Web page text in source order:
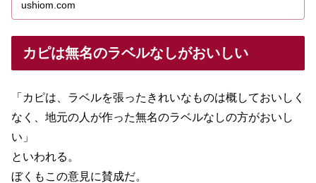
ushiom.com
カピは無名のラベルなしがおいしい
「カピは、ラベルを張ったきれいなものは概しておいしく
なく、地元の人が作った無名のラベルなしの方がおいし
い」
といわれる。
ぼくもこの意見に賛成だ。